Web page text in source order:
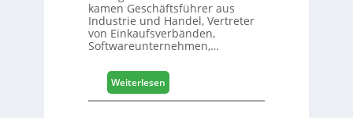
s
e
kamen Geschäftsführer aus
Industrie und Handel, Vertreter
von Einkaufsverbänden,
Softwareunternehmen,…
Weiterlesen:
M